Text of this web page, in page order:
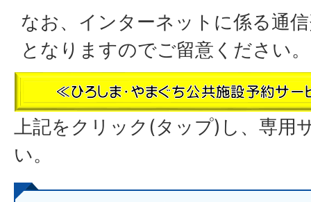
なお、インターネットに係る通
となりますのでご留意ください。
上記をクリック(タップ)し、専用
い。